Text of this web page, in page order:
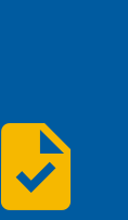
task